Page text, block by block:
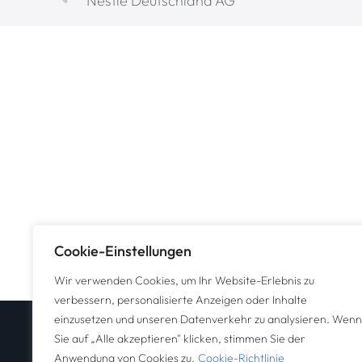
Cookie-Einstellungen
Wir verwenden Cookies, um Ihr Website-Erlebnis zu
verbessern, personalisierte Anzeigen oder Inhalte
einzusetzen und unseren Datenverkehr zu analysieren. Wenn
Sie auf „Alle akzeptieren" klicken, stimmen Sie der
Anwendung von Cookies zu. Cookie-Richtlinie